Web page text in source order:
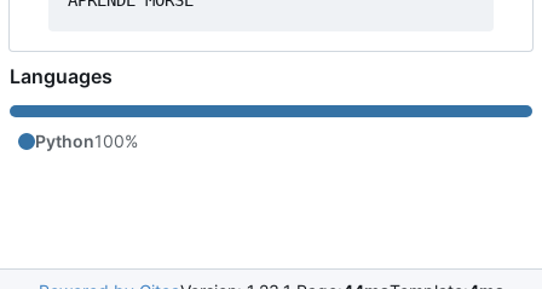
Languages
Python100%